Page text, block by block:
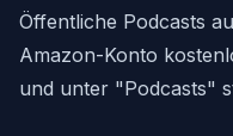
Öffentliche Podcasts
Amazon-Konto
und unter "Podcasts"